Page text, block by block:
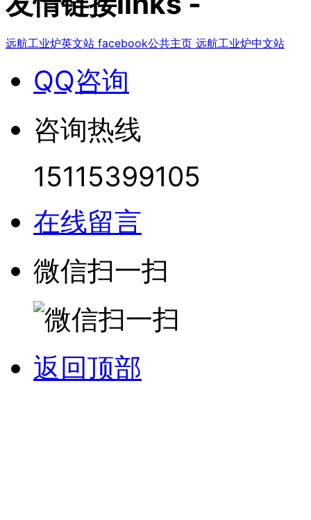
远航工业炉英文站 facebook公共主页 远航工业炉中文站
QQ咨询
咨询热线
15115399105
在线留言
微信扫一扫
返回顶部